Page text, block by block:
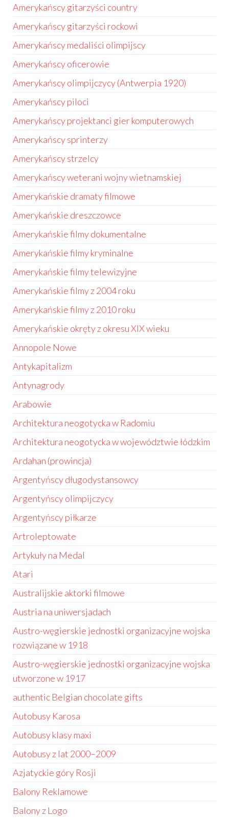
Amerykańscy gitarzyści country
Amerykańscy gitarzyści rockowi
Amerykańscy medaliści olimpijscy
Amerykańscy oficerowie
Amerykańscy olimpijczycy (Antwerpia 1920)
Amerykańscy piloci
Amerykańscy projektanci gier komputerowych
Amerykańscy sprinterzy
Amerykańscy strzelcy
Amerykańscy weterani wojny wietnamskiej
Amerykańskie dramaty filmowe
Amerykańskie dreszczowce
Amerykańskie filmy dokumentalne
Amerykańskie filmy kryminalne
Amerykańskie filmy telewizyjne
Amerykańskie filmy z 2004 roku
Amerykańskie filmy z 2010 roku
Amerykańskie okręty z okresu XIX wieku
Annopole Nowe
Antykapitalizm
Antynagrody
Arabowie
Architektura neogotycka w Radomiu
Architektura neogotycka w województwie łódzkim
Ardahan (prowincja)
Argentyńscy długodystansowcy
Argentyńscy olimpijczycy
Argentyńscy piłkarze
Artroleptowate
Artykuły na Medal
Atari
Australijskie aktorki filmowe
Austria na uniwersjadach
Austro-węgierskie jednostki organizacyjne wojska
rozwiązane w 1918
Austro-węgierskie jednostki organizacyjne wojska
utworzone w 1917
authentic Belgian chocolate gifts
Autobusy Karosa
Autobusy klasy maxi
Autobusy z lat 2000–2009
Azjatyckie góry Rosji
Balony Reklamowe
Balony z Logo